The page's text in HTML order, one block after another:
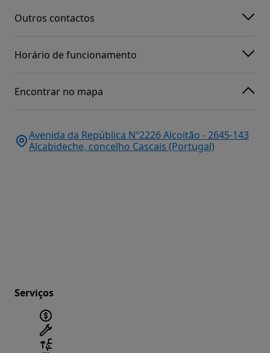
Outros contactos
Horário de funcionamento
Encontrar no mapa
Avenida da República Nº2226 Alcoitão - 2645-143
Alcabideche, concelho Cascais (Portugal)
Serviços